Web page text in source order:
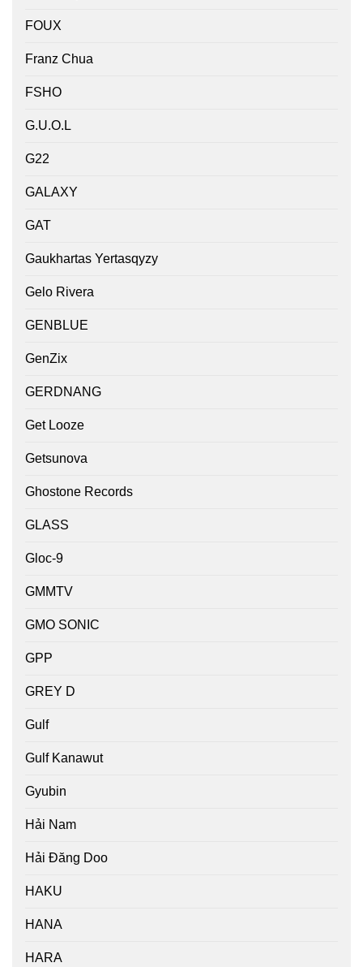
FOUX
Franz Chua
FSHO
G.U.O.L
G22
GALAXY
GAT
Gaukhartas Yertasqyzy
Gelo Rivera
GENBLUE
GenZix
GERDNANG
Get Looze
Getsunova
Ghostone Records
GLASS
Gloc-9
GMMTV
GMO SONIC
GPP
GREY D
Gulf
Gulf Kanawut
Gyubin
Hải Nam
Hải Đăng Doo
HAKU
HANA
HARA